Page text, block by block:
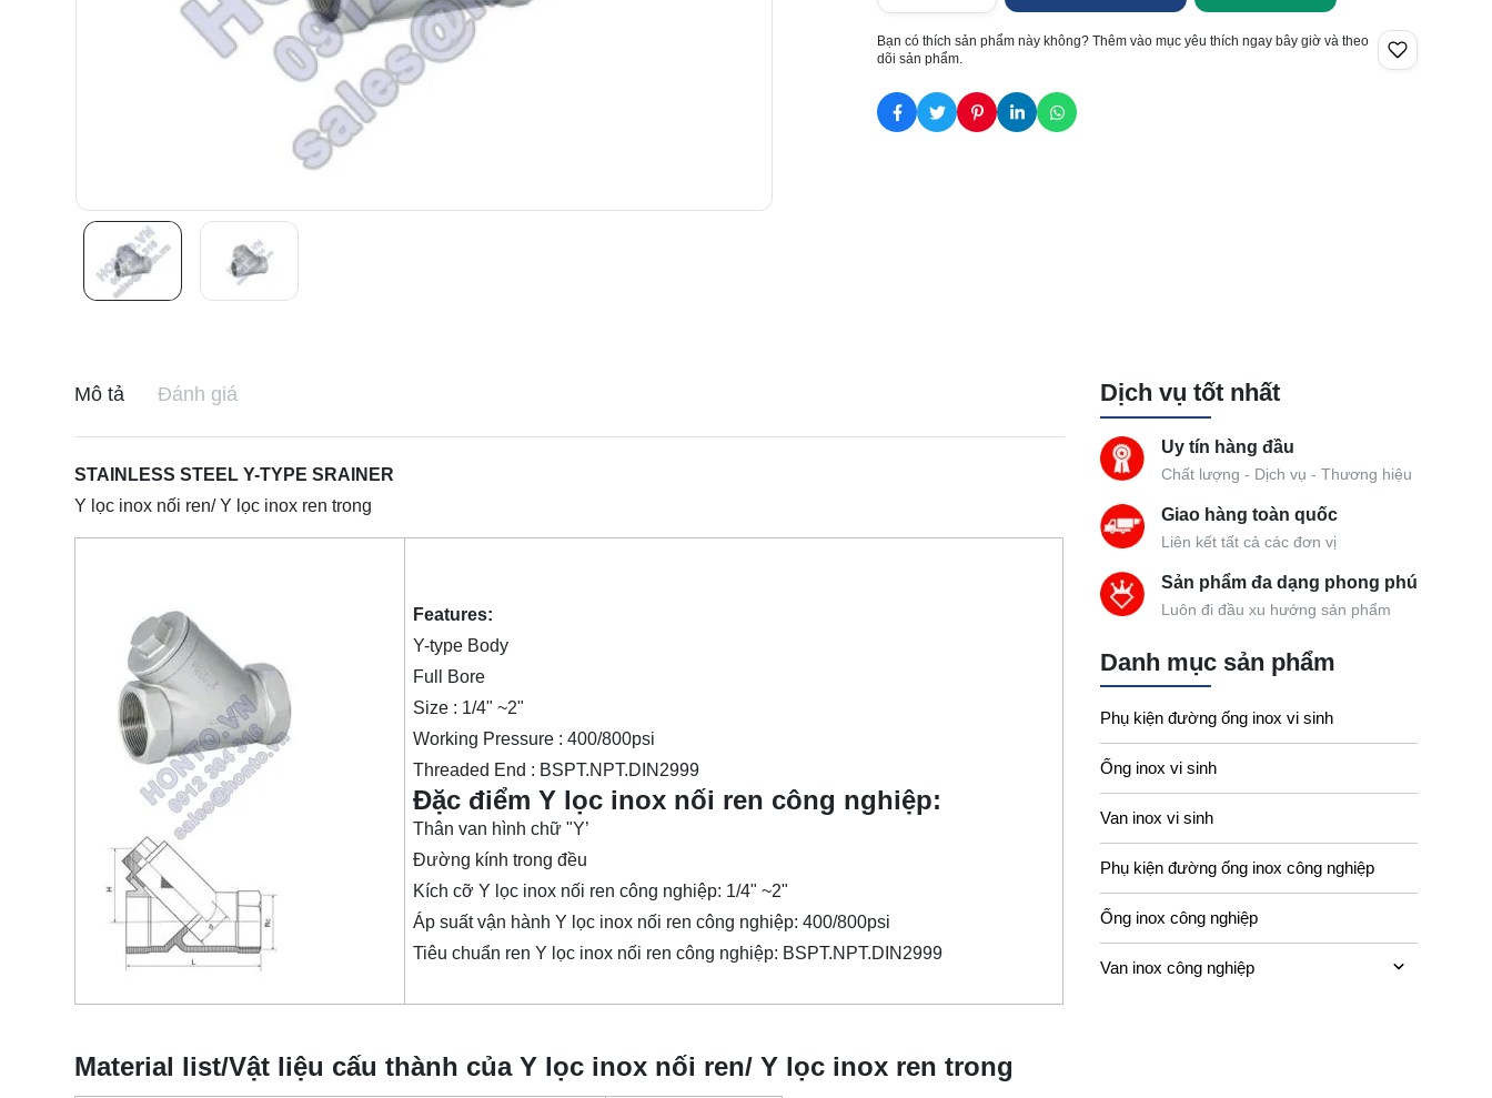
Bạn có thích sản phẩm này không? Thêm vào mục yêu thích ngay bây giờ và theo
dõi sản phẩm.
Mô tả Đánh giá
STAINLESS STEEL Y-TYPE SRAINER
Y lọc inox nối ren/ Y lọc inox ren trong
Features:
Y-type Body
Full Bore
Size : 1/4" ~2"
Working Pressure : 400/800psi
Threaded End : BSPT.NPT.DIN2999
Đặc điểm Y lọc inox nối ren công nghiệp:
Thân van hình chữ "Y’
Đường kính trong đều
Kích cỡ Y lọc inox nối ren công nghiệp: 1/4" ~2"
Áp suất vận hành Y lọc inox nối ren công nghiệp: 400/800psi
Tiêu chuẩn ren Y lọc inox nối ren công nghiệp: BSPT.NPT.DIN2999
Material list/Vật liệu cấu thành của Y lọc inox nối ren/ Y lọc inox ren trong
Dịch vụ tốt nhất
Uy tín hàng đầu
Chất lượng - Dịch vụ - Thương hiệu
Giao hàng toàn quốc
Liên kết tất cả các đơn vị
Sản phẩm đa dạng phong phú
Luôn đi đầu xu hướng sản phẩm
Danh mục sản phẩm
Phụ kiện đường ống inox vi sinh
Ống inox vi sinh
Van inox vi sinh
Phụ kiện đường ống inox công nghiệp
Ống inox công nghiệp
Van inox công nghiệp